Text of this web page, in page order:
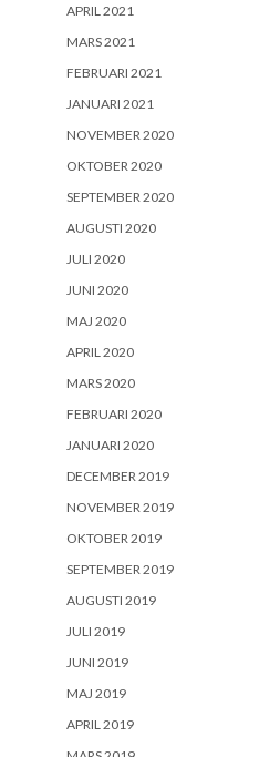
APRIL 2021
MARS 2021
FEBRUARI 2021
JANUARI 2021
NOVEMBER 2020
OKTOBER 2020
SEPTEMBER 2020
AUGUSTI 2020
JULI 2020
JUNI 2020
MAJ 2020
APRIL 2020
MARS 2020
FEBRUARI 2020
JANUARI 2020
DECEMBER 2019
NOVEMBER 2019
OKTOBER 2019
SEPTEMBER 2019
AUGUSTI 2019
JULI 2019
JUNI 2019
MAJ 2019
APRIL 2019